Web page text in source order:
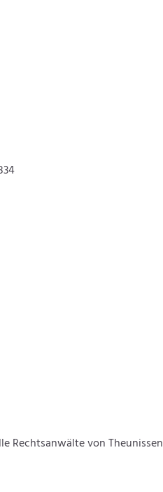
Rechtsanwälte von Theunissen